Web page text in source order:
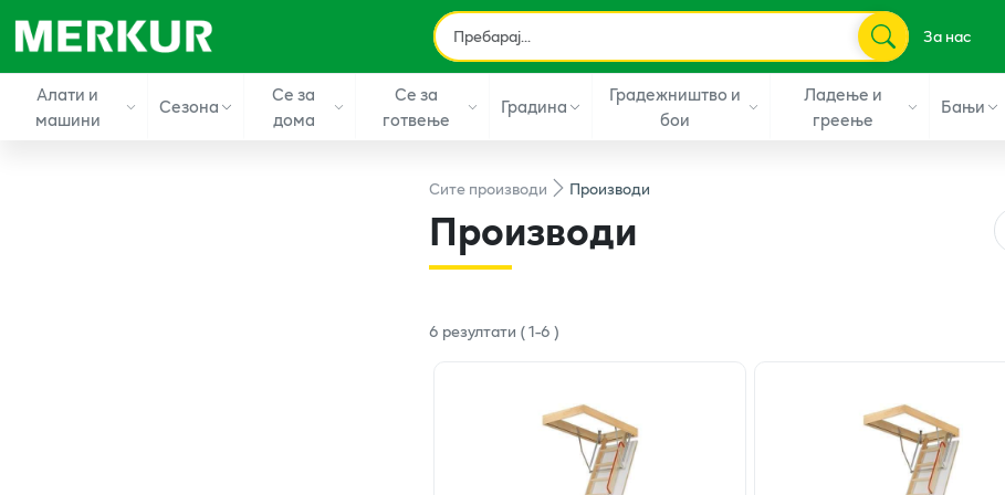
За нас
Алати и
машини
Сезона
Се за
дома
Се за
готвење
Градина
Градежништво и
бои
Ладење и
греење
Бањи
Ситепроизводи Производи
Производи
6 резултати (1-6)